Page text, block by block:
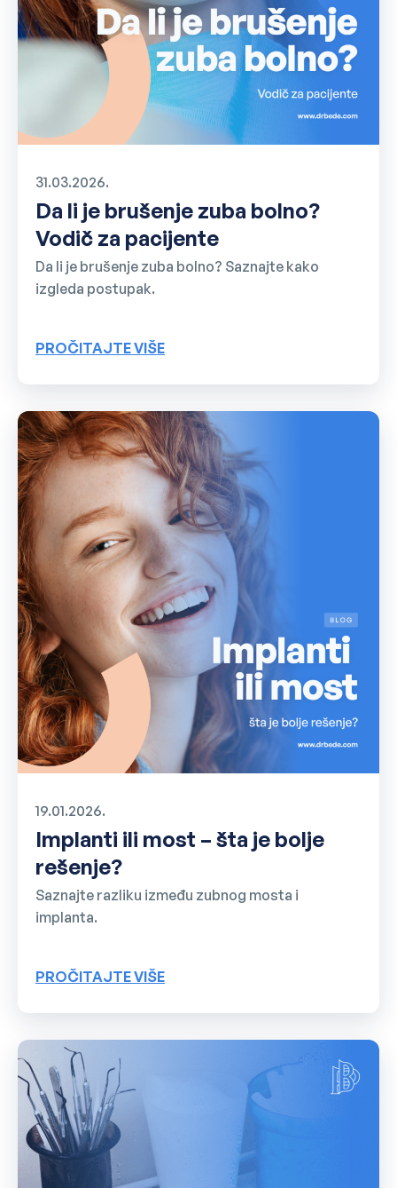
31.03.2026.
Da li je brušenje zuba bolno?
Vodič za pacijente
Da li je brušenje zuba bolno? Saznajte kako
izgleda postupak.
PROČITAJTE VIŠE
19.01.2026.
Implanti ili most – šta je bolje
rešenje?
Saznajte razliku između zubnog mosta i
implanta.
PROČITAJTE VIŠE